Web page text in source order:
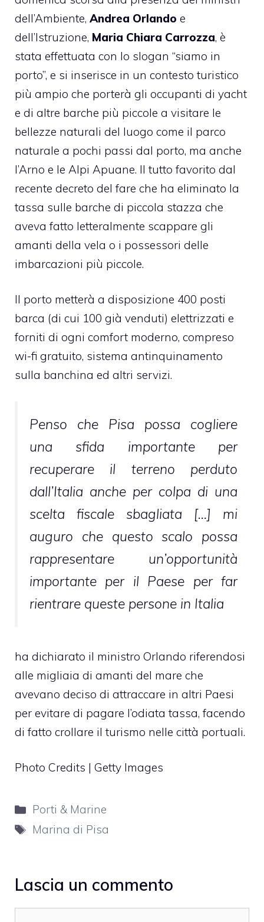
dell’Ambiente, Andrea Orlando e
dell’Istruzione, Maria Chiara Carrozza, è
stata effettuata con lo slogan “siamo in
porto”, e si inserisce in un contesto turistico
più ampio che porterà gli occupanti di yacht
e di altre barche più piccole a visitare le
bellezze naturali del luogo come il parco
naturale a pochi passi dal porto, ma anche
l’Arno e le Alpi Apuane. Il tutto favorito dal
recente decreto del fare che ha eliminato la
tassa sulle barche di piccola stazza che
aveva fatto letteralmente scappare gli
amanti della vela o i possessori delle
imbarcazioni più piccole.
Il porto metterà a disposizione 400 posti
barca (di cui 100 già venduti) elettrizzati e
forniti di ogni comfort moderno, compreso
wi-fi gratuito, sistema antinquinamento
sulla banchina ed altri servizi.
Penso che Pisa possa cogliere
una sfida importante per
recuperare il terreno perduto
dall’Italia anche per colpa di una
scelta fiscale sbagliata […] mi
auguro che questo scalo possa
rappresentare un’opportunità
importante per il Paese per far
rientrare queste persone in Italia
ha dichiarato il ministro Orlando riferendosi
alle migliaia di amanti del mare che
avevano deciso di attraccare in altri Paesi
per evitare di pagare l’odiata tassa, facendo
di fatto crollare il turismo nelle città portuali.
Photo Credits | Getty Images
Categorie
Porti & Marine
Tag
Marina di Pisa
Lascia un commento